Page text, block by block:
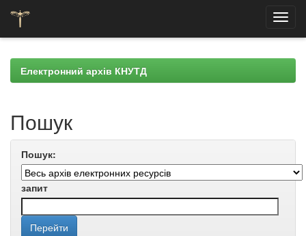
navigationЕлектронний архів КНУТД
Пошук
Пошук:
запит